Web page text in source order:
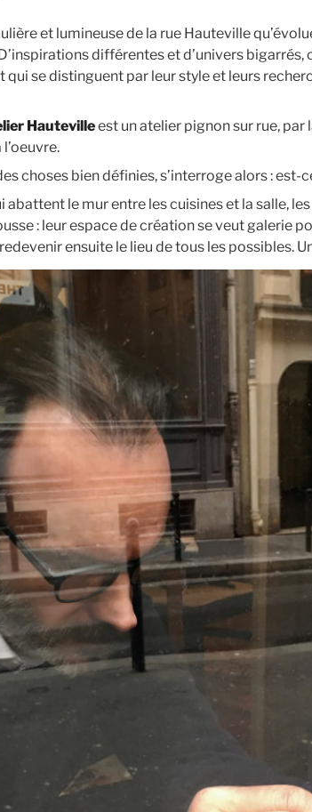
et lumineuse de la rue Hauteville
différentes et d’univers bigarrés,
qui se distinguent par leur style et leurs
Hautevilleest un atelier pignon sur rue,
choses bien définies, s’interroge alors : est-
abattent le mur entre les cuisines et la salle,
: leur espace de création se veut galerie
redevenir ensuite le lieu de tous les possibles.